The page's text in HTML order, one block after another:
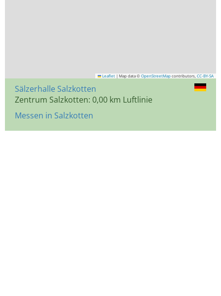
Leaflet | Map data © OpenStreetMap contributors, CC-BY-SA
Sälzerhalle Salzkotten
Zentrum Salzkotten: 0,00 km Luftlinie
Messen in Salzkotten